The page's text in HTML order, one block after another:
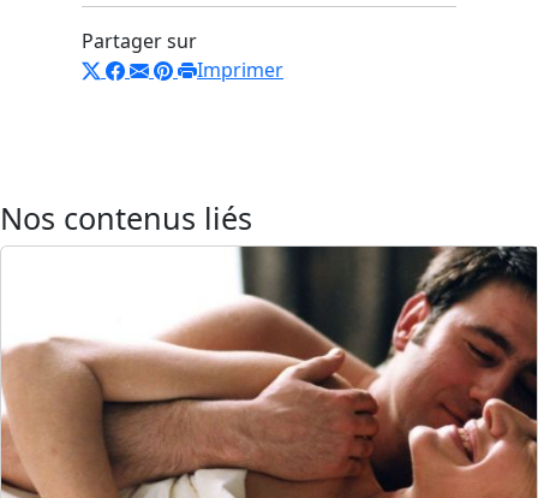
Partager sur
Imprimer
Nos contenus liés